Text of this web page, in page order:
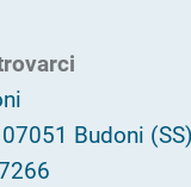
Budoni (SS)